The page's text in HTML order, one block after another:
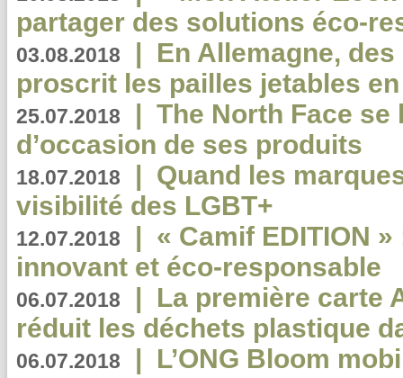
partager des solutions éco-
03.08.2018 | En Allemagne,
proscrit les pailles jetables
25.07.2018 | The North Face se
d’occasion de ses produits
18.07.2018 | Quand les
visibilité des LGBT+
12.07.2018 | « Camif EDITION
innovant et éco-responsable
06.07.2018 | La première carte
réduit les déchets plastique
06.07.2018 | L’ONG Bloom